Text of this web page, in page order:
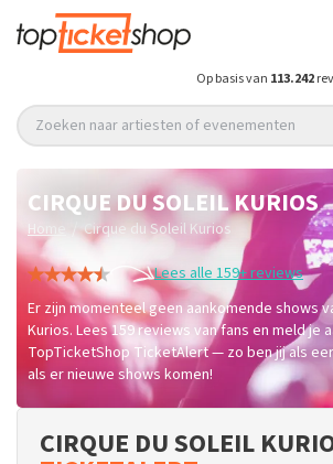
Op basis van 113.242
Zoeken naar artiesten of evenementen
CIRQUE DU SOLEIL KURIOS
Home
Cirque du Soleil Kurios
Lees alle 159+ reviews
Er zijn momenteel geen aankomende shows
Kurios. Lees 159 reviews van fans en meld je
TopTicketShop TicketAlert — zo ben jij als
als er nieuwe shows komen!
CIRQUE DU SOLEIL